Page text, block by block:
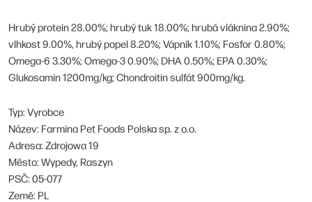
Hrubý protein 28.00%; hrubý tuk 18.00%; hrubá vláknina 2.90%;
vlhkost 9.00%, hrubý popel 8.20%; Vápník 1.10%; Fosfor 0.80%;
Omega-6 3.30%; Omega-3 0.90%; DHA 0.50%; EPA 0.30%;
Glukosamin 1200mg/kg; Chondroitin sulfát 900mg/kg.
Typ: Vyrobce
Název: Farmina Pet Foods Polska sp. z o.o.
Adresa: Zdrojowa 19
Město: Wypedy, Raszyn
PSČ: 05-077
Země: PL